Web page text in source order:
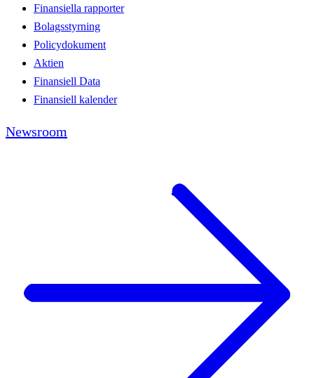
Finansiella rapporter
Bolagsstyrning
Policydokument
Aktien
Finansiell Data
Finansiell kalender
Newsroom